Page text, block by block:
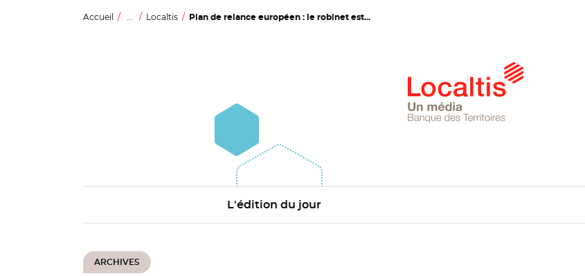
Accueil ... Localtis Plan de relance européen : le robinet est...
L'édition du jour
ARCHIVES